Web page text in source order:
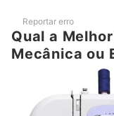
Perguntas Frequentes
Máquina Eletrônica
Máquina de Costura
Máquinas Eletrônicas
Reportar erro
Qual a
Mecânica ou